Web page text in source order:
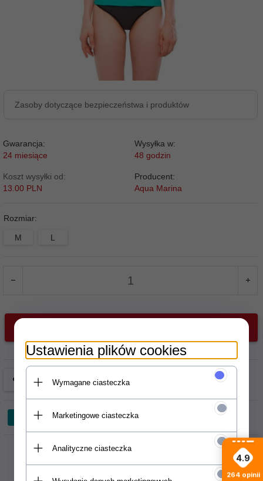
Zasoby dotyczące bezpieczeństwa i produktów
Gwarancja:
24 miesiące
Wysyłka w:
48 godzin
Koszt wysyłki od:
13.00 PLN
Producent:
Aqua Marina
Rozmiar:
M L
Ustawienia plików cookies
Wymagane ciasteczka
Marketingowe ciasteczka
Analityczne ciasteczka
4.9
264 opinii